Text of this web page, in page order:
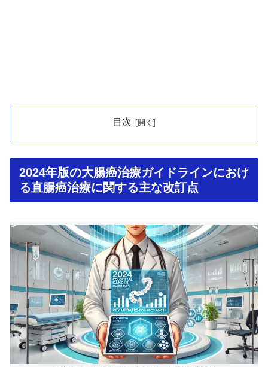
目次
2024年版の大腸癌治療ガイドラインにおけ
る直腸癌治療に関する主な改訂点